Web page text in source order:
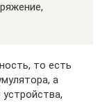
то есть
а